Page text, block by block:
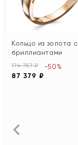
Кольцо из золота с
бриллиантами
174 757 ₽
87 379 ₽
-50%